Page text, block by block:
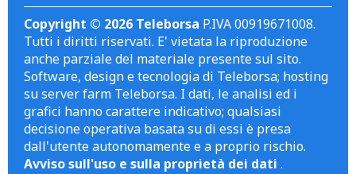
Copyright © 2026 Teleborsa P.IVA 00919671008.
Tutti i diritti riservati. E' vietata la riproduzione
anche parziale del materiale presente sul sito.
Software, design e tecnologia di Teleborsa; hosting
su server farm Teleborsa. I dati, le analisi ed i
grafici hanno carattere indicativo; qualsiasi
decisione operativa basata su di essi è presa
dall'utente autonomamente e a proprio rischio.
Avviso sull'uso e sulla proprietà dei dati .